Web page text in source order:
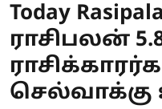
Today
ராசிபலன்
செல்வாக்கு